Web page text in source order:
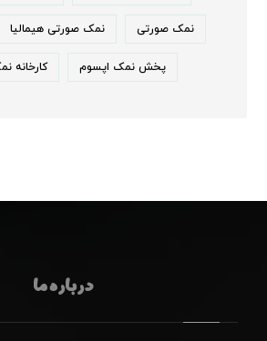
نمک صورتی نمک صورتی هیمالیا
پخش نمک اپسوم کارخانه
درباره ما